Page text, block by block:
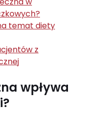
temat diety
z
wpływa